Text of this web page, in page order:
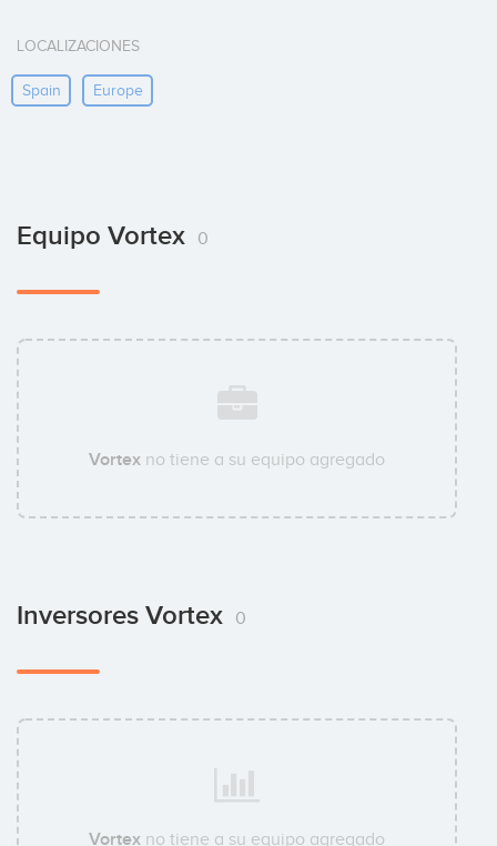
LOCALIZACIONES
Spain Europe
Equipo Vortex 0
Vortex no tiene a su equipo agregado
Inversores Vortex 0
Vortex no tiene a su equipo agregado